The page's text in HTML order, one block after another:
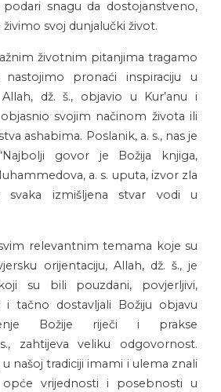
snagu da dostojanstveno,
svoj dunjalučki život.
životnim pitanjima tragamo
pronaći inspiraciju u
dž. š., objavio u Kur’anu i
svojim načinom života ili
ashabima. Poslanik, a. s., nas je
govor je Božija knjiga,
a. s. uputa, izvor zla
svaka izmišljena stvar vodi u
relevantnim temama koje su
orijentaciju, Allah, dž. š., je
su bili pouzdani, povjerljivi,
tačno dostavljali Božiju objavu
Božije riječi i prakse
zahtijeva veliku odgovornost.
u našoj tradiciji imami i ulema znali
vrijednosti i posebnosti u